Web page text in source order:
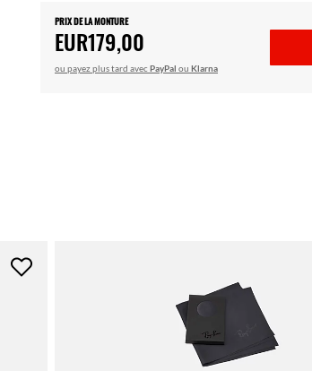
PRIX DE LA MONTURE
EUR179,00
ou payez plus tard avec PayPal ou Klarna